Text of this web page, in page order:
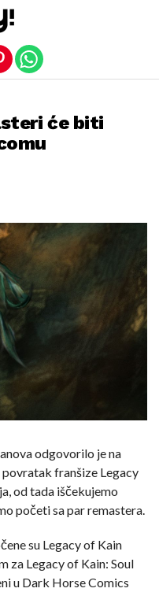
će biti
odgovorilo je na
franšize Legacy
od tada iščekujemo
početi sa par remastera.
su Legacy of Kain
za Legacy of Kain: Soul
u Dark Horse Comics